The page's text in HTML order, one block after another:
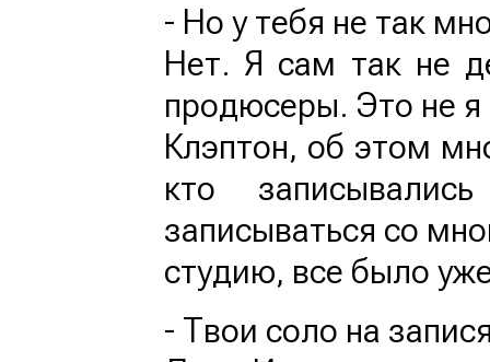
- Но у тебя не так
Нет. Я сам так не
продюсеры. Это не
Клэптон, об этом
кто
записываться со
студию, все было
- Твои соло на